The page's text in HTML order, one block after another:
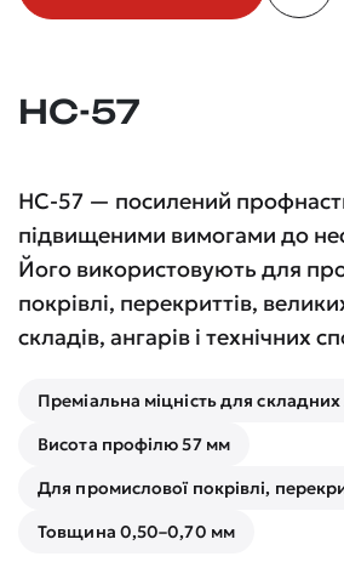
НС-57
НС-57 — посилений
підвищеними вимогами до
Його використовують для
покрівлі, перекриттів,
складів, ангарів і технічних
Преміальна міцність для складних
Висота профілю 57 мм
Для промислової покрівлі,
Товщина 0,50–0,70 мм